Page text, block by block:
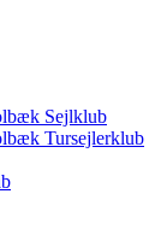
Sejlklub
Tursejlerklub